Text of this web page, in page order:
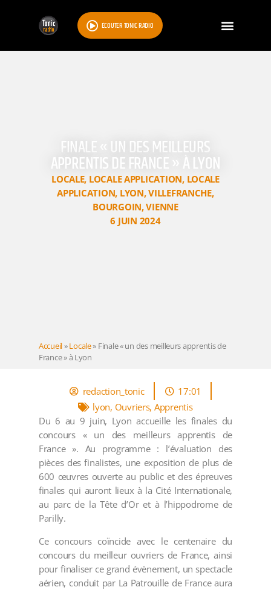
ÉCOUTER TONIC RADIO
FINALE « UN DES MEILLEURS
APPRENTIS DE FRANCE » À LYON
LOCALE, LOCALE APPLICATION, LOCALE
APPLICATION, LYON,VILLEFRANCHE,
BOURGOIN,VIENNE
6 JUIN 2024
Accueil»Locale» Finale « un des meilleurs apprentis de
France » à Lyon
redaction_tonic
17:01
lyon, Ouvriers, Apprentis
Du 6 au 9 juin, Lyon accueille les finales du
concours « un des meilleurs apprentis de
France ». Au programme : l’évaluation des
pièces des finalistes, une exposition de plus de
600 œuvres ouverte au public et des épreuves
finales qui auront lieux à la Cité Internationale,
au parc de la Tête d’Or et à l’hippodrome de
Parilly.
Ce concours coïncide avec le centenaire du
concours du meilleur ouvriers de France, ainsi
pour finaliser ce grand évènement, un spectacle
aérien, conduit par La Patrouille de France aura